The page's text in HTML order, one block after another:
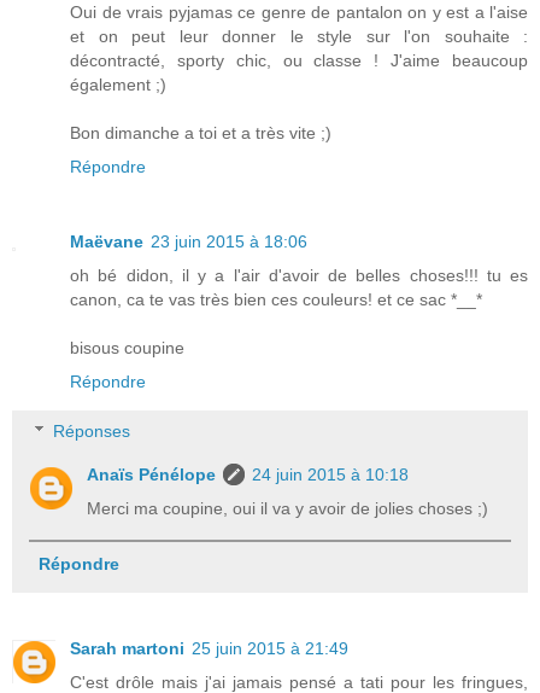
Oui de vrais pyjamas ce genre de pantalon on y est a l'aise
et on peut leur donner le style sur l'on souhaite :
décontracté, sporty chic, ou classe ! J'aime beaucoup
également ;)
Bon dimanche a toi et a très vite ;)
Répondre
Maëvane 23 juin 2015 à 18:06
oh bé didon, il y a l'air d'avoir de belles choses!!! tu es
canon, ca te vas très bien ces couleurs! et ce sac *__*
bisous coupine
Répondre
Réponses
Anaïs Pénélope
24 juin 2015 à 10:18
Merci ma coupine, oui il va y avoir de jolies choses ;)
Répondre
Sarah martoni 25 juin 2015 à 21:49
C'est drôle mais j'ai jamais pensé a tati pour les fringues,